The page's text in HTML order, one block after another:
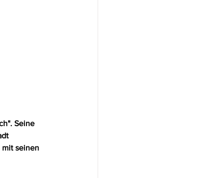
Seine
mit seinen